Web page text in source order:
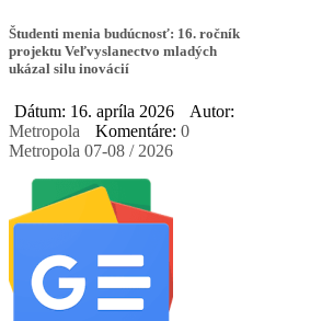
Študenti menia budúcnosť: 16. ročník
projektu Veľvyslanectvo mladých
ukázal silu inovácií
Dátum: 16. apríla 2026
Autor:
Metropola
Komentáre: 0
Metropola 07-08 / 2026